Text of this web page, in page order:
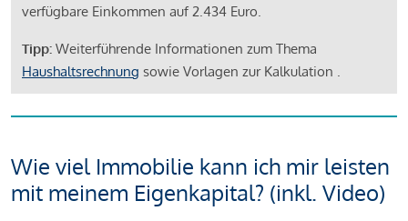
verfügbare Einkommen auf 2.434 Euro.
Tipp: Weiterführende Informationen zum Thema
Haushaltsrechnung sowie Vorlagen zur Kalkulation .
Wie viel Immobilie kann ich mir leisten
mit meinem Eigenkapital? (inkl. Video)